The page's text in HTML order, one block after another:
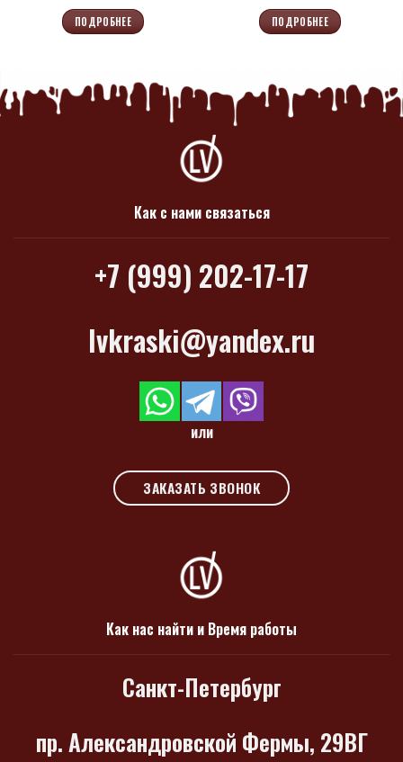
ПОДРОБНЕЕ ПОДРОБНЕЕ
Как с нами связаться
+7 (999) 202-17-17
lvkraski@yandex.ru
или
ЗАКАЗАТЬ ЗВОНОК
Как нас найти и Время работы
Санкт-Петербург
пр. Александровской Фермы, 29ВГ